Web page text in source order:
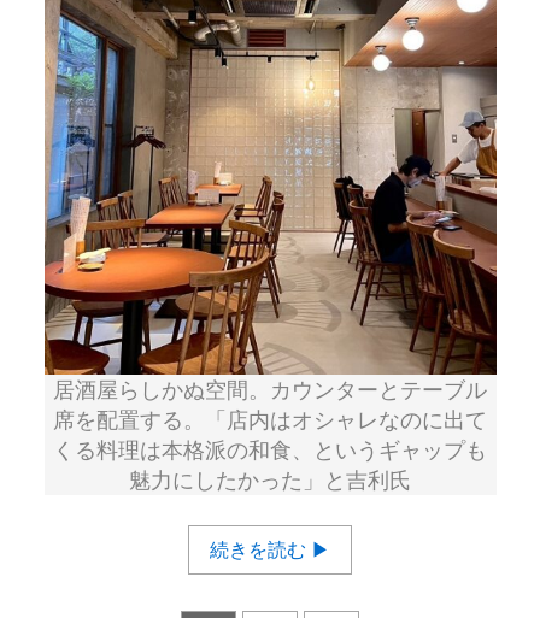
居酒屋らしかぬ空間。カウンターとテーブル
席を配置する。「店内はオシャレなのに出て
くる料理は本格派の和食、というギャップも
魅力にしたかった」と吉利氏
続きを読む ▶